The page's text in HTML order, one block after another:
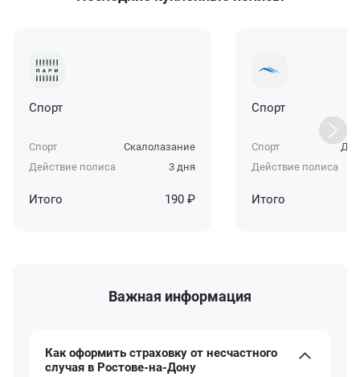
Спорт
Спорт
Скалолазание
Действие полиса
3 дня
Итого 190 ₽
Спорт
Спорт
Действие полиса
Итого
Важная информация
Как оформить страховку от несчастного
случая в Ростове-на-Дону